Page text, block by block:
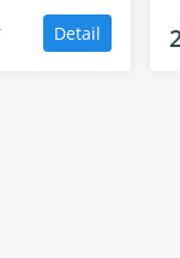
Audio
s
Detail